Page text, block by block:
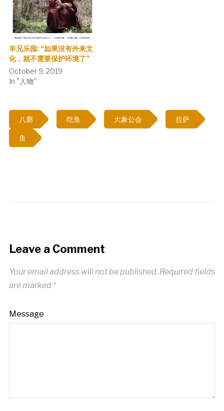
羊兄乐园: “如果没有外来文
化，就不需要保护环境了”
October 9, 2019
In "人物"
八廓 吃鱼 大象公会 拉萨
鱼
Leave a Comment
Your email address will not be published. Required fields
are marked *
Message